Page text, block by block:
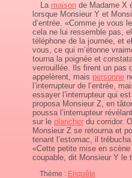
La maison de Madame X
lorsque Monsieur Y et
d’entrée. «Comme je vous
cela ne lui ressemble pas,
téléphone de la journée, et
vous, ce qui m’étonne
tourna la poignée et
verrouillée. Ils firent un pas
appelèrent, mais personne
l’interrupteur de l’entrée,
essayer l’interrupteur qui
proposa Monsieur Z, en
poussa l’interrupteur
sur le plancher du corridor.
Monsieur Z se retourna et
tenant l’estomac, il
«Cette petite mise en
coupable, dit Monsieur Y le
Thème : Enquête